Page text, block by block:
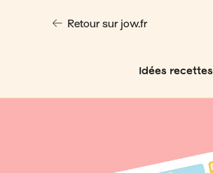
Retour sur jow.fr
Idées recettes